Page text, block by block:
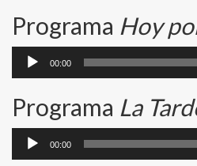
Programa Hoy
Reproductor
de
00:00
Programa La
Reproductor
de
00:00